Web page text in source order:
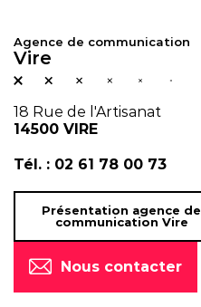
Agence de communication
Vire
18 Rue de l'Artisanat
14500 VIRE
Tél. : 02 61 78 00 73
Présentation agence de
communication Vire
Nous contacter